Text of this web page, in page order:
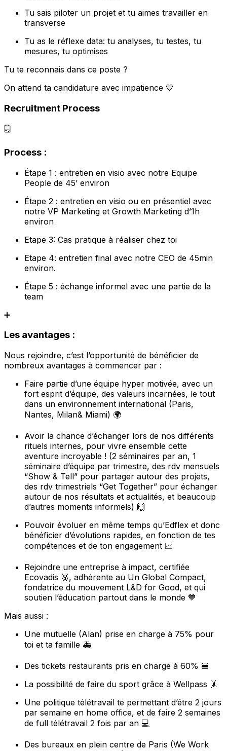
Tu sais piloter un projet et tu aimes travailler en
transverse
Tu as le réflexe data: tu analyses, tu testes, tu
mesures, tu optimises
Tu te reconnais dans ce poste ?
On attend ta candidature avec impatience 💙
Recruitment Process
🗒️
Process :
Étape 1 : entretien en visio avec notre Equipe
People de 45’ environ
Étape 2 : entretien en visio ou en présentiel avec
notre VP Marketing et Growth Marketing d’1h
environ
Etape 3: Cas pratique à réaliser chez toi
Etape 4: entretien final avec notre CEO de 45min
environ.
Étape 5 : échange informel avec une partie de la
team
➕
Les avantages :
Nous rejoindre, c’est l’opportunité de bénéficier de
nombreux avantages à commencer par :
Faire partie d’une équipe hyper motivée, avec un
fort esprit d’équipe, des valeurs incarnées, le tout
dans un environnement international (Paris,
Nantes, Milan& Miami) 🌍
Avoir la chance d’échanger lors de nos différents
rituels internes, pour vivre ensemble cette
aventure incroyable ! (2 séminaires par an, 1
séminaire d’équipe par trimestre, des rdv mensuels
“Show & Tell” pour partager autour des projets,
des rdv trimestriels “Get Together” pour échanger
autour de nos résultats et actualités, et beaucoup
d’autres moments informels) 🙌
Pouvoir évoluer en même temps qu’Edflex et donc
bénéficier d’évolutions rapides, en fonction de tes
compétences et de ton engagement 📈
Rejoindre une entreprise à impact, certifiée
Ecovadis 🥈, adhérente au Un Global Compact,
fondatrice du mouvement L&D for Good, et qui
soutien l’éducation partout dans le monde 💙
Mais aussi :
Une mutuelle (Alan) prise en charge à 75% pour
toi et ta famille 🚑
Des tickets restaurants pris en charge à 60% 🍔
La possibilité de faire du sport grâce à Wellpass 🤸
Une politique télétravail te permettant d’être 2 jours
par semaine en home office, et de faire 2 semaines
de full télétravail 2 fois par an 💻
Des bureaux en plein centre de Paris (We Work